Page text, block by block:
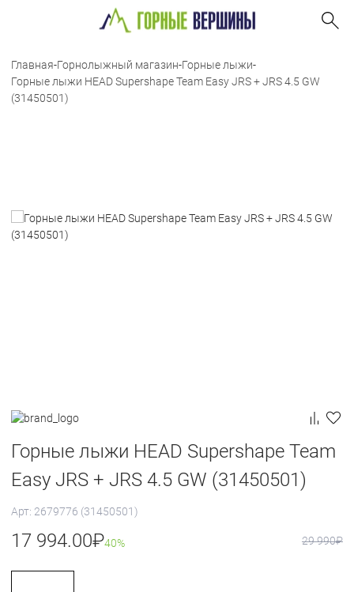
Главная-Горнолыжный магазин-Горные лыжи-
Горные лыжи HEAD Supershape Team Easy JRS + JRS 4.5 GW
(31450501)
Горные лыжи HEAD Supershape Team
Easy JRS + JRS 4.5 GW (31450501)
Арт: 2679776 (31450501)
17 994.00₽40% 29 990₽